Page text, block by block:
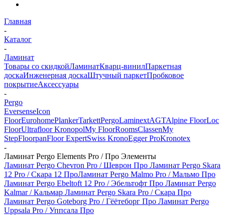
Главная
-
Каталог
-
Ламинат
Товары со скидкойЛаминатКварц-винилПаркетная
доскаИнженерная доскаШтучный паркетПробковое
покрытиеАксессуары
-
Pergo
EversenseIcon
FloorEurohomePlankerTarkettPergoLaminextAGTAlpine FloorLoc
FloorUltrafloorKronopolMy FloorRoomsClassenMy
StepFloorpanFloor ExpertSwiss KronoEgger ProKronotex
-
Ламинат Pergo Elements Pro / Про Элементы
Ламинат Pergo Chevron Pro / Шеврон Про Ламинат Pergo Skara
12 Pro / Скара 12 ПроЛаминат Pergo Malmo Pro / Мальмо Про
Ламинат Pergo Ebeltoft 12 Pro / Эбельтофт Про Ламинат Pergo
Kalmar / Кальмар Ламинат Pergo Skara Pro / Скара Про
Ламинат Pergo Goteborg Pro / Гёётеборг Про Ламинат Pergo
Uppsala Pro / Уппсала Про